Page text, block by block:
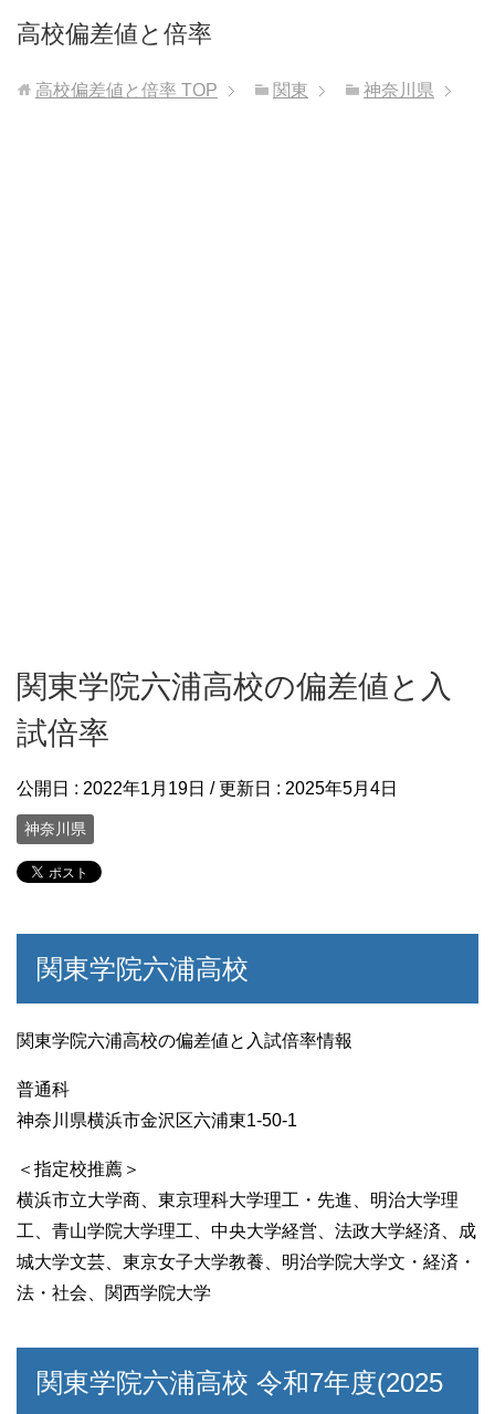
高校偏差値と倍率
高校偏差値と倍率 TOP 関東 神奈川県
関東学院六浦高校の偏差値と入
試倍率
公開日 : 2022年1月19日 / 更新日 : 2025年5月4日
神奈川県
関東学院六浦高校
関東学院六浦高校の偏差値と入試倍率情報
普通科
神奈川県横浜市金沢区六浦東1-50-1
＜指定校推薦＞
横浜市立大学商、東京理科大学理工・先進、明治大学理
工、青山学院大学理工、中央大学経営、法政大学経済、成
城大学文芸、東京女子大学教養、明治学院大学文・経済・
法・社会、関西学院大学
関東学院六浦高校 令和7年度(2025